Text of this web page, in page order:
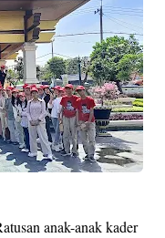
anak-anak kader